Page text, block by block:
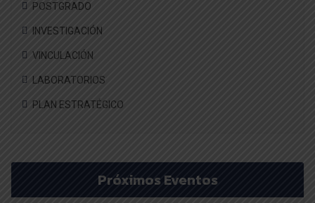
POSTGRADO
INVESTIGACIÓN
VINCULACIÓN
LABORATORIOS
PLAN ESTRATÉGICO
Próximos Eventos